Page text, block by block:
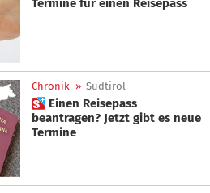
Termine für einen Reisepass
Chronik » Südtirol
 Einen Reisepass
beantragen? Jetzt gibt es neue
Termine